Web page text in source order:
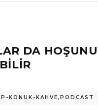
DA
KONUK-KAHVE, PODCAST